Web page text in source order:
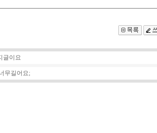
글이요
무길어요;